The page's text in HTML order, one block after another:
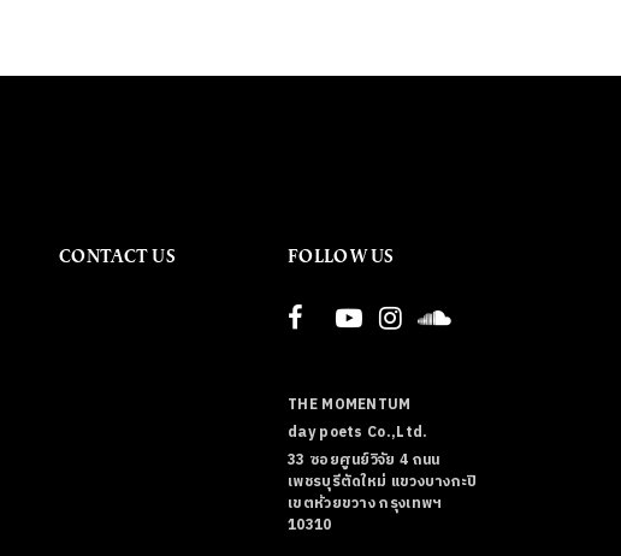
CONTACT US FOLLOW US
THE MOMENTUM
day poets Co.,Ltd.
33 ซอยศูนย์วิจัย 4 ถนน
เพชรบุรีตัดใหม่ แขวงบางกะปิ
เขตห้วยขวาง กรุงเทพฯ
10310